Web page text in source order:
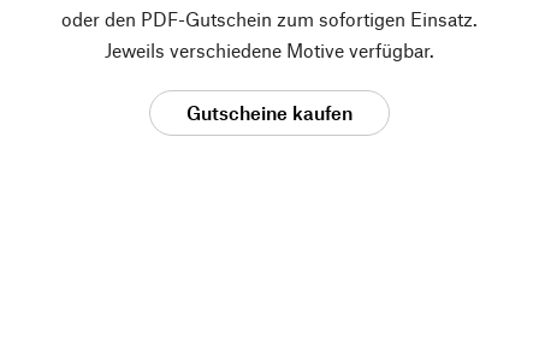
oder den PDF-Gutschein zum sofortigen Einsatz.
Jeweils verschiedene Motive verfügbar.
Gutscheine kaufen